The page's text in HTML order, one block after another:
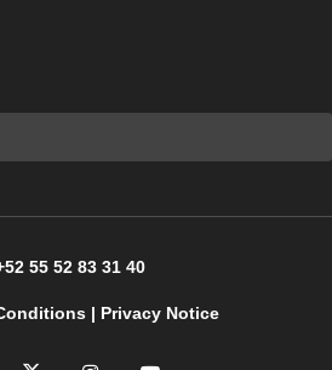
55 52 83 31 40
| Privacy Notice